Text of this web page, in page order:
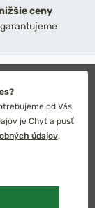
ceny
od Vás
je Chyť a pusť
údajov.